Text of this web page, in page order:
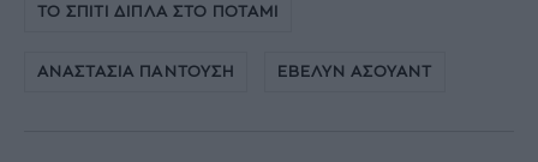
ΤΟ ΣΠΙΤΙ ΔΙΠΛΑ ΣΤΟ ΠΟΤΑΜΙ
ΑΝΑΣΤΑΣΙΑ ΠΑΝΤΟΥΣΗ ΕΒΕΛΥΝ ΑΣΟΥΑΝΤ